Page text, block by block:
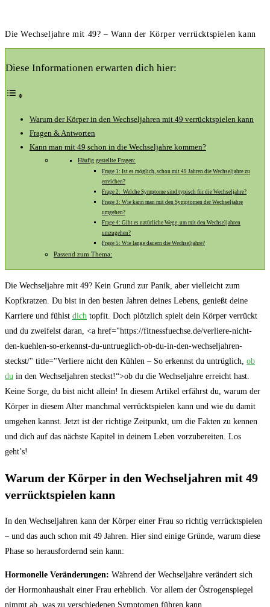
Die Wechseljahre mit 49? – Wann der Körper verrücktspielen kann
Diese Informationen erwarten dich hier:
Warum der Körper in den‌ Wechseljahren mit 49 verrücktspielen kann
Fragen & Antworten
Kann ‍man mit 49 schon in die Wechseljahre kommen?
Häufig gestellte Fragen:
Frage 1: Ist es möglich, ⁢schon mit 49 Jahren die‌ Wechseljahre zu
erreichen?
Frage 2: ⁣ Welche Symptome sind typisch für die Wechseljahre?
Frage‌ 3: Wie kann man mit den ⁤Symptomen ‌der Wechseljahre
umgehen?
Frage 4: Gibt es natürliche Wege, um mit den Wechseljahren
⁤umzugehen?
Frage 5: Wie lange dauern die⁣ Wechseljahre?
Passend zum Thema:
Die Wechseljahre mit 49? Kein Grund zur Panik, aber vielleicht zum
Kopfkratzen.‍ Du bist in den besten Jahren deines Lebens, genießt‍ deine
Karriere und‍ fühlst dich topfit. Doch plötzlich spielt dein Körper verrückt
und du zweifelst daran, <a href="https://fitnessfuechse.de/verliere-nicht-
den-kuehlen-so-erkennst-du-untrueglich-ob-du-in-den-wechseljahren-
steckst/" title="Verliere nicht den Kühlen – So erkennst du untrüglich, ob
du in den Wechseljahren steckst!“>ob du die Wechseljahre erreicht hast.
Keine Sorge, du ⁢bist nicht allein! In diesem ‍Artikel erfährst du, warum der
Körper in diesem Alter manchmal⁢ verrücktspielen kann und wie du damit
⁢umgehen kannst. Jetzt ist der richtige Zeitpunkt, um die ⁣Fakten zu kennen
und dich auf das nächste Kapitel in deinem Leben vorzubereiten. Los
geht’s!
Warum der Körper in den‌ Wechseljahren mit 49
verrücktspielen kann
In den Wechseljahren kann der Körper einer Frau so richtig verrücktspielen
– und ⁢das auch schon mit 49 Jahren. Hier sind einige Gründe, warum diese
Phase so herausfordernd sein⁣ kann:
Hormonelle Veränderungen: Während der Wechseljahre verändert sich
‍der Hormonhaushalt einer Frau erheblich. Vor allem der Östrogenspiegel
nimmt ab, was‌ zu verschiedenen Symptomen führen kann.